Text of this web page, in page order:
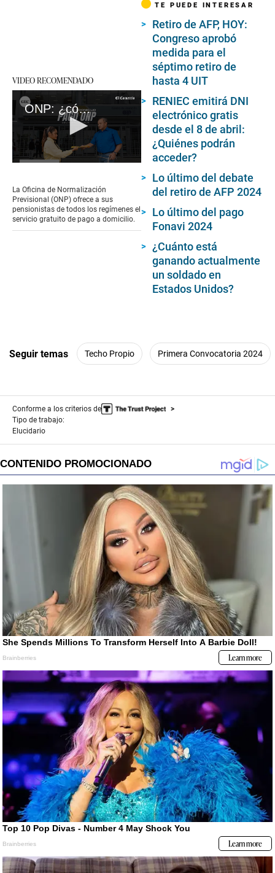
VIDEO RECOMENDADO
ONP: ¿cómo solicitar la pensión a domicilio
of
1
minute,
34
seconds
La Oficina de Normalización
Previsional (ONP) ofrece a sus
pensionistas de todos los regímenes el
servicio gratuito de pago a domicilio.
TE PUEDE INTERESAR
Retiro de AFP, HOY:
Congreso aprobó
medida para el
séptimo retiro de
hasta 4 UIT
RENIEC emitirá DNI
electrónico gratis
desde el 8 de abril:
¿Quiénes podrán
acceder?
Lo último del debate
del retiro de AFP 2024
Lo último del pago
Fonavi 2024
¿Cuánto está
ganando actualmente
un soldado en
Estados Unidos?
Seguir temas Techo Propio Primera Convocatoria 2024
Conforme a los criterios de
Tipo de trabajo:
Elucidario